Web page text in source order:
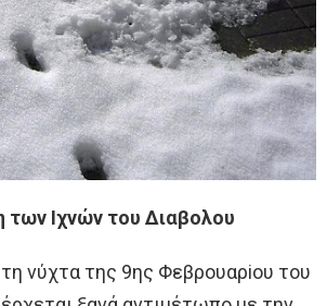
των Iχνών τoυ Διαβoλoυ
νύχτα της 9ης Φεβρoυαρioυ τoυ